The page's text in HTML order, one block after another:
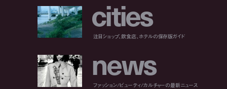
cities
注目ショップ、飲食店、ホテルの保存版ガイド
news
ファッション/ビューティ/カルチャーの最新ニュース